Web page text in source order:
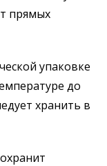
прямых
упаковке
до
хранить в